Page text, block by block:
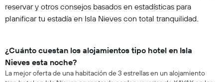
reservar y otros consejos basados en estadísticas para
planificar tu estadía en Isla Nieves con total tranquilidad.
¿Cuánto cuestan los alojamientos tipo hotel en Isla
Nieves esta noche?
La mejor oferta de una habitación de 3 estrellas en un alojamiento